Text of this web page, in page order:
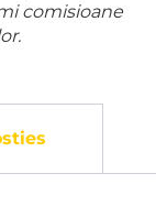
comisioane